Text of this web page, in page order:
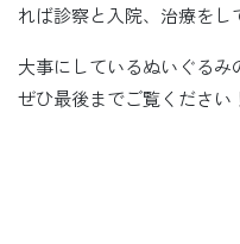
れば診察と入院、治療をし
大事にしているぬいぐる
ぜひ最後までご覧ください！